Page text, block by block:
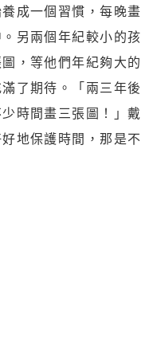
成一個習慣，每晚畫
另兩個年紀較小的孩
，等他們年紀夠大的
了期待。「兩三年後
時間畫三張圖！」戴
地保護時間，那是不